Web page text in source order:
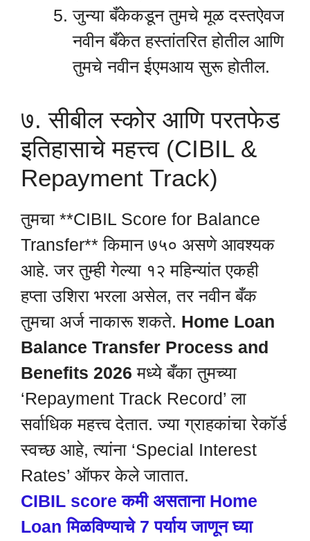
जुन्या बँकेकडून तुमचे मूळ दस्तऐवज
नवीन बँकेत हस्तांतरित होतील आणि
तुमचे नवीन ईएमआय सुरू होतील.
७. सीबील स्कोर आणि परतफेड
इतिहासाचे महत्त्व (CIBIL &
Repayment Track)
तुमचा **CIBIL Score for Balance
Transfer** किमान ७५० असणे आवश्यक
आहे. जर तुम्ही गेल्या १२ महिन्यांत एकही
हप्ता उशिरा भरला असेल, तर नवीन बँक
तुमचा अर्ज नाकारू शकते. Home Loan
Balance Transfer Process and
Benefits 2026 मध्ये बँका तुमच्या
‘Repayment Track Record’ ला
सर्वाधिक महत्त्व देतात. ज्या ग्राहकांचा रेकॉर्ड
स्वच्छ आहे, त्यांना ‘Special Interest
Rates’ ऑफर केले जातात.
CIBIL score कमी असताना Home
Loan मिळविण्याचे 7 पर्याय जाणून घ्या